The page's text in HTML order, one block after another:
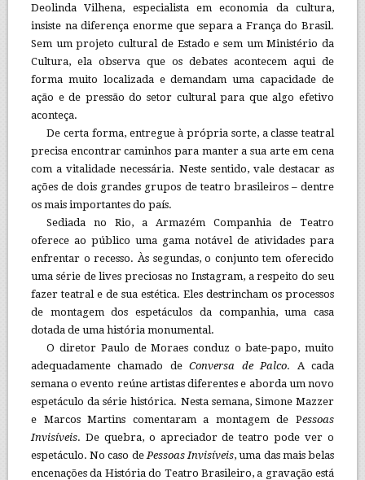
Deolinda Vilhena, especialista em economia da cultura,
insiste na diferença enorme que separa a França do Brasil.
Sem um projeto cultural de Estado e sem um Ministério da
Cultura, ela observa que os debates acontecem aqui de
forma muito localizada e demandam uma capacidade de
ação e de pressão do setor cultural para que algo efetivo
aconteça.
De certa forma, entregue à própria sorte, a classe teatral
precisa encontrar caminhos para manter a sua arte em cena
com a vitalidade necessária. Neste sentido, vale destacar as
ações de dois grandes grupos de teatro brasileiros – dentre
os mais importantes do país.
Sediada no Rio, a Armazém Companhia de Teatro
oferece ao público uma gama notável de atividades para
enfrentar o recesso. Às segundas, o conjunto tem oferecido
uma série de lives preciosas no Instagram, a respeito do seu
fazer teatral e de sua estética. Eles destrincham os processos
de montagem dos espetáculos da companhia, uma casa
dotada de uma história monumental.
O diretor Paulo de Moraes conduz o bate-papo, muito
adequadamente chamado deConversa de Palco. A cada
semana o evento reúne artistas diferentes e aborda um novo
espetáculo da série histórica. Nesta semana, Simone Mazzer
e Marcos Martins comentaram a montagem de Pessoas
Invisíveis. De quebra, o apreciador de teatro pode ver o
espetáculo. No caso de Pessoas Invisíveis, uma das mais belas
encenações da História do Teatro Brasileiro, a gravação está